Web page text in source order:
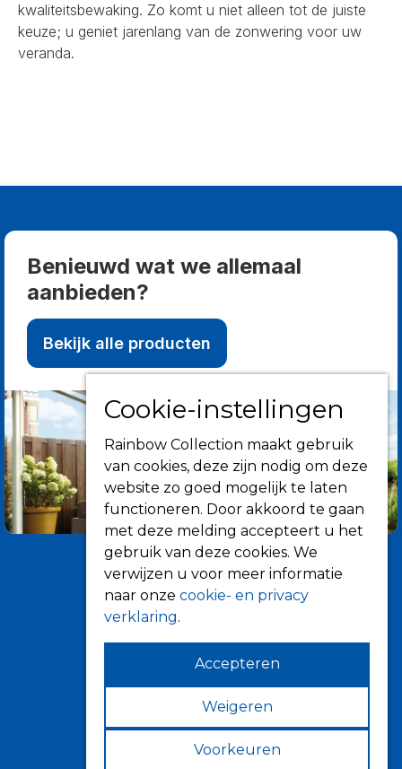
kwaliteitsbewaking. Zo komt u niet alleen tot de juiste
keuze; u geniet jarenlang van de zonwering voor uw
veranda.
Benieuwd wat we allemaal
aanbieden?
Bekijk alle producten
Informatie
Over ons
Tips
Verkooppunten
Cookie-instellingen
Rainbow Collection maakt gebruik
van cookies, deze zijn nodig om deze
website zo goed mogelijk te laten
functioneren. Door akkoord te gaan
met deze melding accepteert u het
gebruik van deze cookies. We
verwijzen u voor meer informatie
naar onze cookie- en privacy
verklaring.
Accepteren
Weigeren
Voorkeuren